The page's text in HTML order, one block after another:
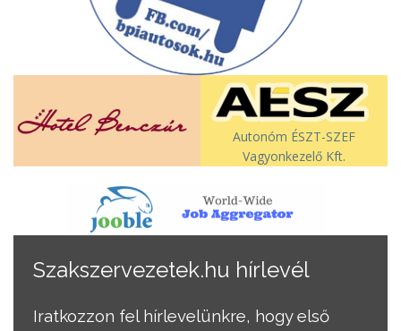
Autonóm ÉSZT-SZEF
Vagyonkezelő Kft.
Szakszervezetek.hu hírlevél
Iratkozzon fel hírlevelünkre, hogy első